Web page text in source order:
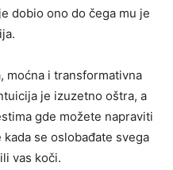
dobio ono do čega mu je
moćna i transformativna
je izuzetno oštra, a
gde možete napraviti
se oslobađate svega
vas koči.